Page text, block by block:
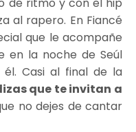
al rapero. En Fiancé
que le acompañe
en la noche de Seúl
Casi al final de la
que te invitan a
no dejes de cantar